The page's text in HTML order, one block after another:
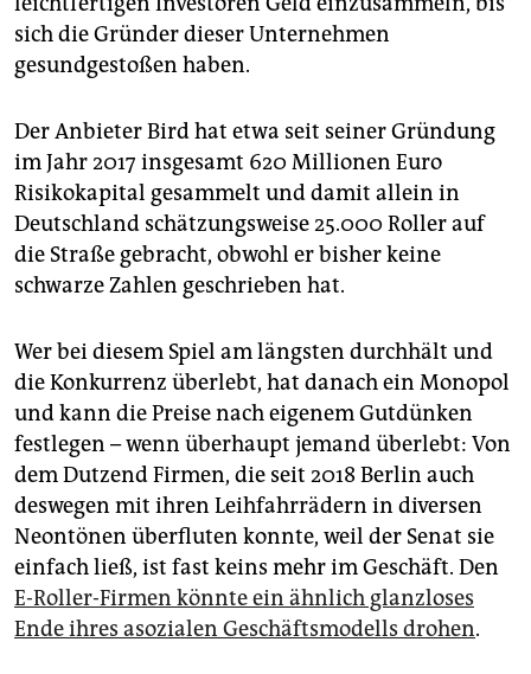
sich die Gründer dieser Unternehmen
gesundgestoßen haben.
Der Anbieter Bird hat etwa seit seiner Gründung
im Jahr 2017 insgesamt 620 Millionen Euro
Risikokapital gesammelt und damit allein in
Deutschland schätzungsweise 25.000 Roller auf
die Straße gebracht, obwohl er bisher keine
schwarze Zahlen geschrieben hat.
Wer bei diesem Spiel am längsten durchhält und
die Konkurrenz überlebt, hat danach ein Monopol
und kann die Preise nach eigenem Gutdünken
festlegen – wenn überhaupt jemand überlebt: Von
dem Dutzend Firmen, die seit 2018 Berlin auch
deswegen mit ihren Leihfahrrädern in diversen
Neontönen überfluten konnte, weil der Senat sie
einfach ließ, ist fast keins mehr im Geschäft. Den
E-Roller-Firmen könnte ein ähnlich glanzloses
Ende ihres asozialen Geschäftsmodells drohen.